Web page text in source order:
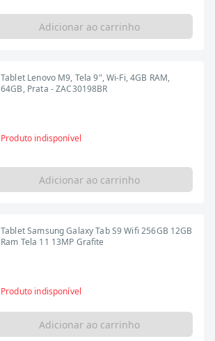
Adicionar ao carrinho
Tablet Lenovo M9, Tela 9", Wi-Fi, 4GB RAM,
64GB, Prata - ZAC30198BR
Produto indisponível
Adicionar ao carrinho
Tablet Samsung Galaxy Tab S9 Wifi 256GB 12GB
Ram Tela 11 13MP Grafite
Produto indisponível
Adicionar ao carrinho